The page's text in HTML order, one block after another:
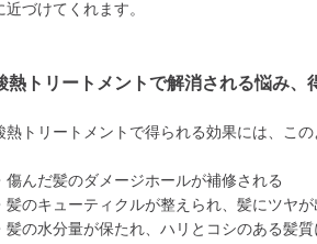
近づけてくれます。
熱トリートメントで解消される悩み、
熱トリートメントで得られる効果には、この
傷んだ髪のダメージホールが補修される
髪のキューティクルが整えられ、髪にツヤが
髪の水分量が保たれ、ハリとコシのある髪質